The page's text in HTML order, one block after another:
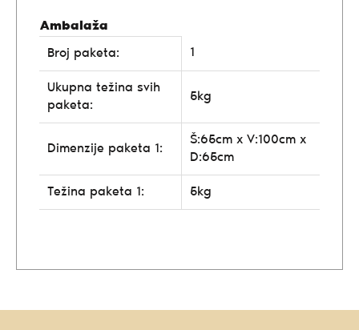
Ambalaža
Broj paketa:
1
Ukupna težina svih
paketa:
5kg
Dimenzije paketa 1:
Š:65cm x V:100cm x
D:65cm
Težina paketa 1: 5kg